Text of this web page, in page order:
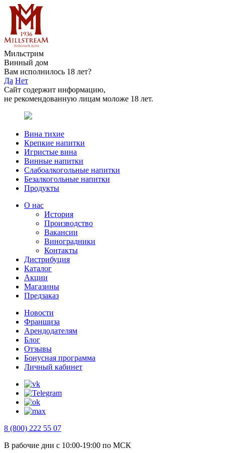
Мильстрим
Винный дом
Вам исполнилось 18 лет?
Да Нет
Сайт содержит информацию,
не рекомендованную лицам моложе 18 лет.
Вина тихие
Крепкие напитки
Игристые вина
Винные напитки
Слабоалкогольные напитки
Безалкогольные напитки
Продукты
О нас
История
Производство
Вакансии
Виноградники
Контакты
Дистрибуция
Каталог
Акции
Магазины
Предзаказ
Новости
Франшиза
Арендодателям
Блог
Отзывы
Бонусная программа
Личный кабинет
8 (800) 222 55 07
В рабочие дни с 10:00-19:00 по МСК